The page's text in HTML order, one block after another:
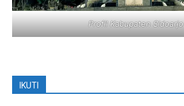
Profil Kabupaten Sidoarjo
IKUTI